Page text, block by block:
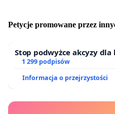
Petycje promowane przez
Stop podwyżce akcyzy dla
1 299 podpisów
Informacja o przejrzystości